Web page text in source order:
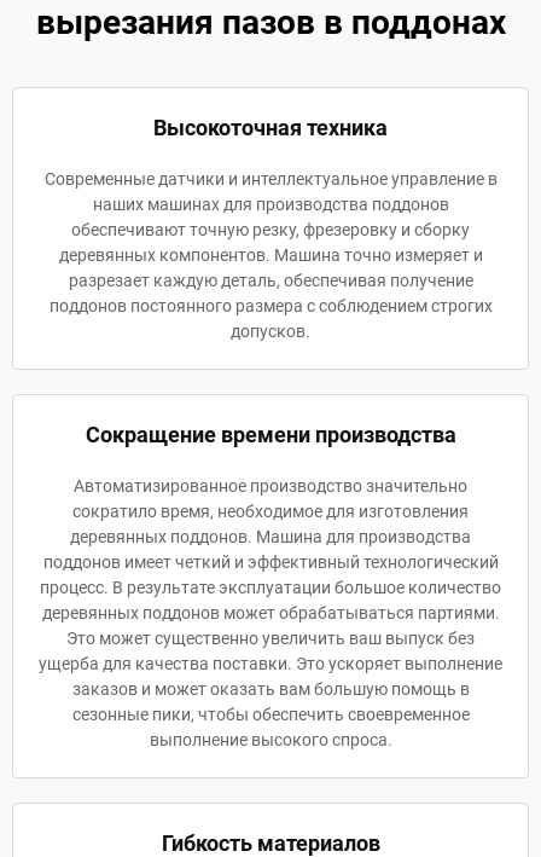
вырезания пазов в поддонах
Высокоточная техника
Современные датчики и интеллектуальное управление в
наших машинах для производства поддонов
обеспечивают точную резку, фрезеровку и сборку
деревянных компонентов. Машина точно измеряет и
разрезает каждую деталь, обеспечивая получение
поддонов постоянного размера с соблюдением строгих
допусков.
Сокращение времени производства
Автоматизированное производство значительно
сократило время, необходимое для изготовления
деревянных поддонов. Машина для производства
поддонов имеет четкий и эффективный технологический
процесс. В результате эксплуатации большое количество
деревянных поддонов может обрабатываться партиями.
Это может существенно увеличить ваш выпуск без
ущерба для качества поставки. Это ускоряет выполнение
заказов и может оказать вам большую помощь в
сезонные пики, чтобы обеспечить своевременное
выполнение высокого спроса.
Гибкость материалов